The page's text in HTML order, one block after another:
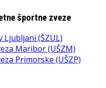
športne zveze
Ljubljani (ŠZUL)
Maribor (UŠZM)
Primorske (UŠZP)